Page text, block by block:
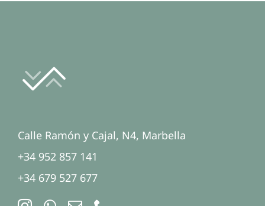
Calle Ramón y Cajal, N4, Marbella
+34 952 857 141
+34 679 527 677